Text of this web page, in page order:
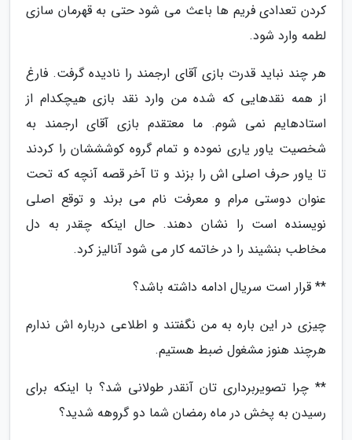
کردن تعدادی فریم ها باعث می شود حتی به قهرمان سازی
لطمه وارد شود.
هر چند نباید قدرت بازی آقای ارجمند را نادیده گرفت. فارغ
از همه نقدهایی که شده من وارد نقد بازی هیچکدام از
استادهایم نمی شوم. ما معتقدم بازی آقای ارجمند به
شخصیت یاور یاری نموده و تمام گروه کوشششان را کردند
تا یاور حرف اصلی اش را بزند و تا آخر قصه آنچه که تحت
عنوان دوستی مرام و معرفت نام می برند و توقع اصلی
نویسنده است را نشان دهند. حال اینکه چقدر به دل
مخاطب بنشیند را در خاتمه کار می شود آنالیز کرد.
** قرار است سریال ادامه داشته باشد؟
چیزی در این باره به من نگفتند و اطلاعی درباره اش ندارم
هرچند هنوز مشغول ضبط هستیم.
** چرا تصویربرداری تان آنقدر طولانی شد؟ با اینکه برای
رسیدن به پخش در ماه رمضان شما دو گروهه شدید؟